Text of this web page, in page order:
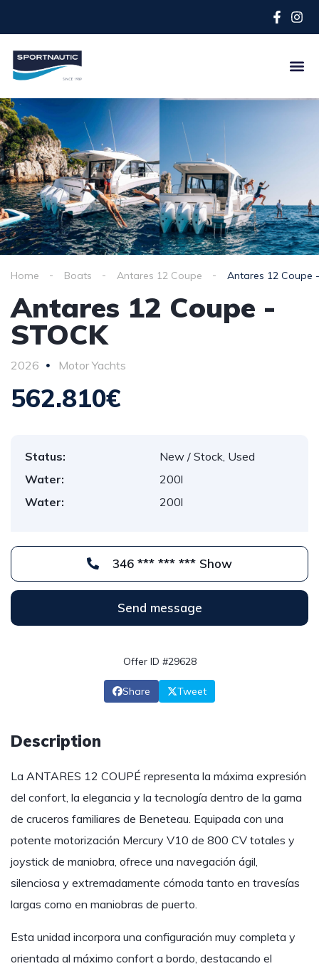
Home Boats Antares 12 Coupe Antares 12 Coupe
Antares 12 Coupe -
STOCK
2026 Motor Yachts
562.810€
Status:
New / Stock, Used
Water:
200l
Water:
200l
346 *** *** *** Show
Send message
Offer ID #29628
Share Tweet
Description
La ANTARES 12 COUPÉ representa la máxima expresión
del confort, la elegancia y la tecnología dentro de la gama
de cruceros familiares de Beneteau. Equipada con una
potente motorización Mercury V10 de 800 CV totales y
joystick de maniobra, ofrece una navegación ágil,
silenciosa y extremadamente cómoda tanto en travesías
largas como en maniobras de puerto.
Esta unidad incorpora una configuración muy completa y
orientada al máximo confort a bordo, destacando el